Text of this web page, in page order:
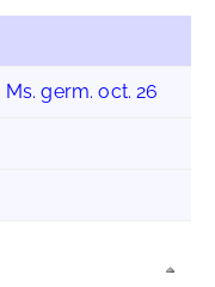
Ms. germ. oct. 26